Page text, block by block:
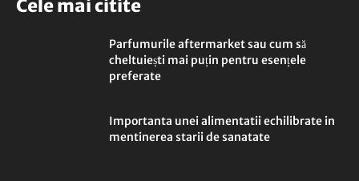
Cele mai citite
Parfumurile aftermarket sau cum să
cheltuiești mai puțin pentru esențele
preferate
Importanta unei alimentatii echilibrate in
mentinerea starii de sanatate